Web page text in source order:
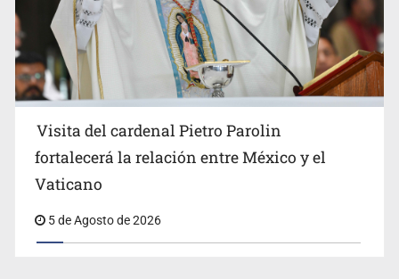
Visita del cardenal Pietro Parolin
fortalecerá la relación entre México y el
Vaticano
5 de Agosto de 2026